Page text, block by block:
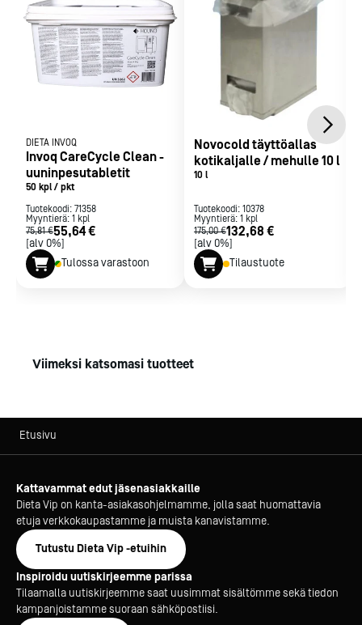
DIETA INVOQ
Invoq CareCycle Clean -
uuninpesutabletit
50 kpl / pkt
Tuotekoodi: 71358
Myyntierä: 1 kpl
75,81 €55,64 €
[alv 0%]
Tulossa varastoon
Novocold täyttöallas
kotikaljalle / mehulle 10 l
10 l
Tuotekoodi: 10378
Myyntierä: 1 kpl
175,00 €132,68 €
[alv 0%]
Tilaustuote
Viimeksi katsomasi tuotteet
Etusivu
Kattavammat edut jäsenasiakkaille
Dieta Vip on kanta-asiakasohjelmamme, jolla saat huomattavia
etuja verkkokaupastamme ja muista kanavistamme.
Tutustu Dieta Vip -etuihin
Inspiroidu uutiskirjeemme parissa
Tilaamalla uutiskirjeemme saat uusimmat sisältömme sekä tiedon
kampanjoistamme suoraan sähköpostiisi.